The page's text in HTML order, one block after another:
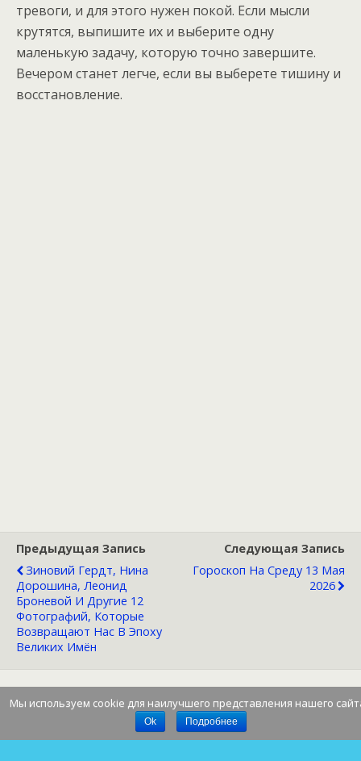
тревоги, и для этого нужен покой. Если мысли
крутятся, выпишите их и выберите одну
маленькую задачу, которую точно завершите.
Вечером станет легче, если вы выберете тишину и
восстановление.
Предыдущая Запись
Зиновий Гердт, Нина
Дорошина, Леонид
Броневой И Другие 12
Фотографий, Которые
Возвращают Нас В Эпоху
Великих Имён
Следующая Запись
Гороскоп На Среду 13 Мая
2026
Мы используем cookie для наилучшего представления нашего
Ok Подробнее
Наверх